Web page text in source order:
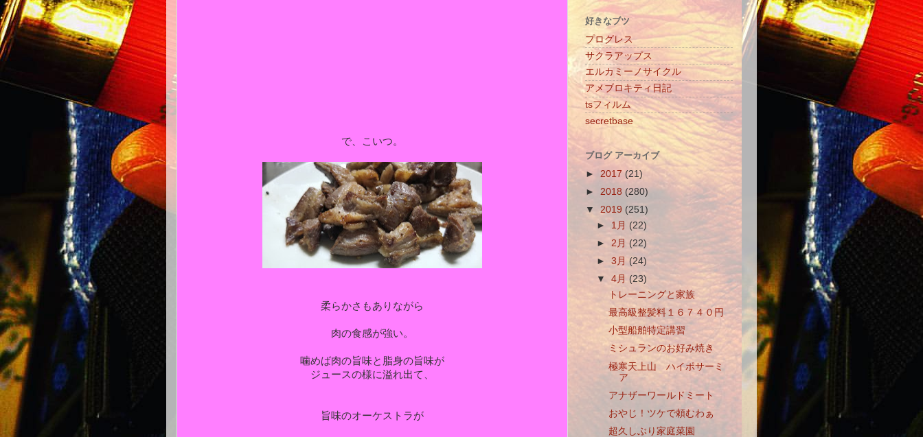
で、こいつ。
柔らかさもありながら
肉の食感が強い。
噛めば肉の旨味と脂身の旨味が
ジュースの様に溢れ出て、
旨味のオーケストラが
好きなブツ
プログレス
サクラアップス
エルカミーノサイクル
アメブロキティ日記
tsフィルム
secretbase
ブログ アーカイブ
► 2017 (21)
► 2018 (280)
▼ 2019 (251)
► 1月 (22)
►2月(22)
►3月(24)
▼4月 (23)
トレーニングと家族
最高級整髪料１６７４０円
小型船舶特定講習
ミシュランのお好み焼き
極寒天上山 ハイポサーミ
ア
アナザーワールドミート
おやじ！ツケで頼むわぁ
超久しぶり家庭菜園